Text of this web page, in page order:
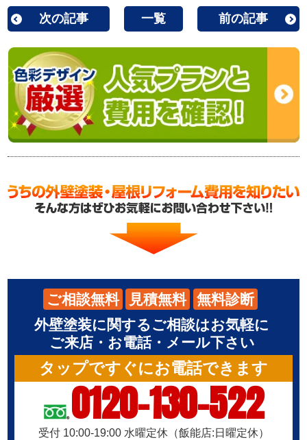
次の記事 一覧 前の記事
ご相談無料 見積無料
無料診断
外壁塗装に関するご相談はお気軽に
ご来店・お電話・メール下さい
タップですぐにお電話できます
0120-130-522
受付 10:00-19:00 水曜定休（飯能店:日曜定休）